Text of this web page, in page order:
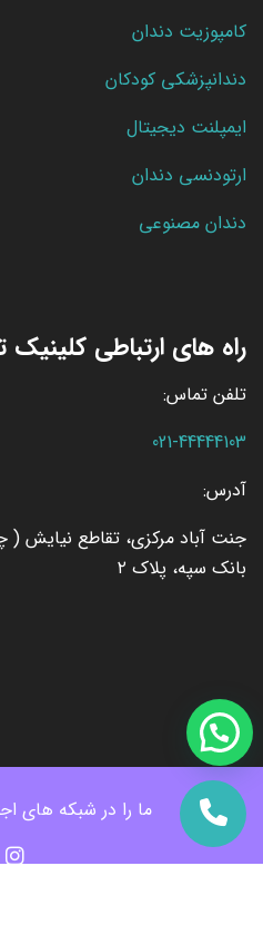
کامپوزیت دندان
دندانپزشکی کودکان
ایمپلنت دیجیتال
ارتودنسی دندان
دندان مصنوعی
راه های ارتباطی کلینیک
تلفن تماس:
021-44444103
آدرس:
جنت آباد مرکزی، تقاطع نیایش (
بانک سپه، پلاک ۲
ما را در شبکه های